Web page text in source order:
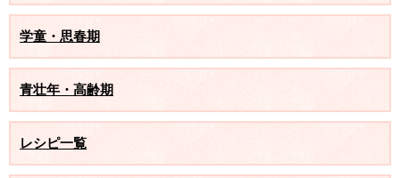
学童・思春期
青壮年・高齢期
レシピ一覧